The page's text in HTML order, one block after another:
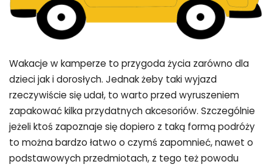
Wakacje w kamperze to przygoda życia zarówno dla
dzieci jak i dorosłych. Jednak żeby taki wyjazd
rzeczywiście się udał, to warto przed wyruszeniem
zapakować kilka przydatnych akcesoriów. Szczególnie
jeżeli ktoś zapoznaje się dopiero z taką formą podróży
to można bardzo łatwo o czymś zapomnieć, nawet o
podstawowych przedmiotach, z tego też powodu